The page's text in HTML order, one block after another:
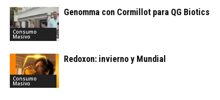
Consumo
Masivo
Genomma con Cormillot para QG Biotics
Consumo
Masivo
Redoxon: invierno y Mundial